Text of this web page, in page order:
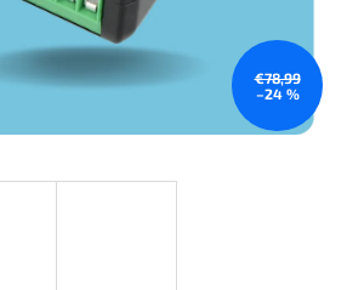
€78,99
–24 %